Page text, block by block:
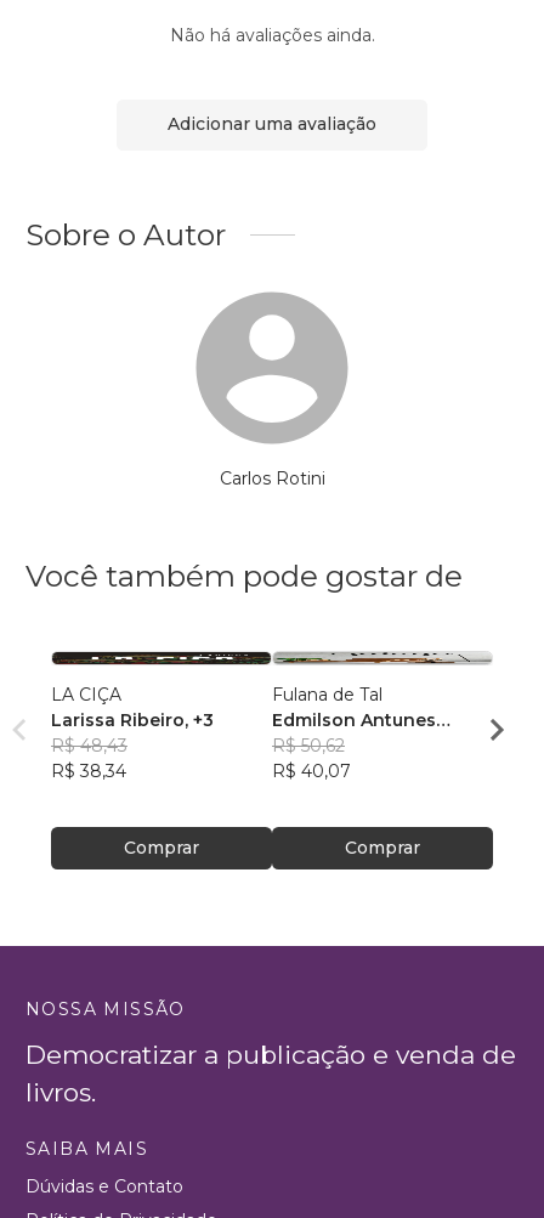
Não há avaliações ainda.
Adicionar uma avaliação
Sobre o Autor
Carlos Rotini
Você também pode gostar de
LA CIÇA
Larissa Ribeiro, +3
R$ 48,43
R$ 38,34
Comprar
Fulana de Tal
Edmilson Antunes
Tavares
R$ 50,62
R$ 40,07
Comprar
DAS
NOSSA MISSÃO
Democratizar a publicação e venda de
livros.
SAIBA MAIS
Dúvidas e Contato